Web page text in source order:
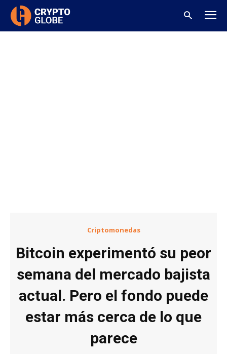
Criptomonedas
Bitcoin experimentó su peor
semana del mercado bajista
actual. Pero el fondo puede
estar más cerca de lo que
parece